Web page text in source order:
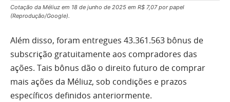
Cotação da Méliuz em 18 de junho de 2025 em R$ 7,07 por papel
(Reprodução/Google).
Além disso, foram entregues 43.361.563 bônus de
subscrição gratuitamente aos compradores das
ações. Tais bônus dão o direito futuro de comprar
mais ações da Méliuz, sob condições e prazos
específicos definidos anteriormente.